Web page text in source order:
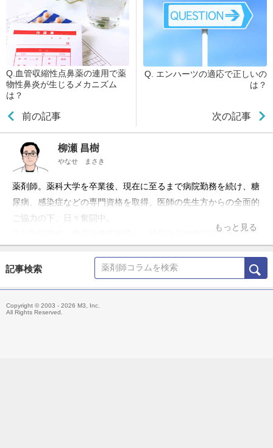
Q.血管収縮性点鼻薬の連用で薬
物性鼻炎が生じるメカニズム
は？
前の記事
Q. エンハーツの適応で正しいの
は？
次の記事
柳瀬 昌樹
やなせ まさき
薬剤師。薬科大学を卒業後、現在に至るまで病院勤務を続け、糖
尿病、感染症などの専門資格を取得。医師の先生方からの全面的
ご協力の下、日々奮闘中。
主な取得資格：糖尿病療養指導士、糖尿病薬物療法認定薬剤師、
抗菌化学療法認定薬剤師、日本病院薬剤師会病院薬学認定薬剤
師、実務実習認定薬剤師
所属学会：日本糖尿病学会、日本くすりと糖尿病学会(認定薬剤
もっと見る
記事検索
Copyright © 2003 - 2026 M3, Inc.
All Rights Reserved.